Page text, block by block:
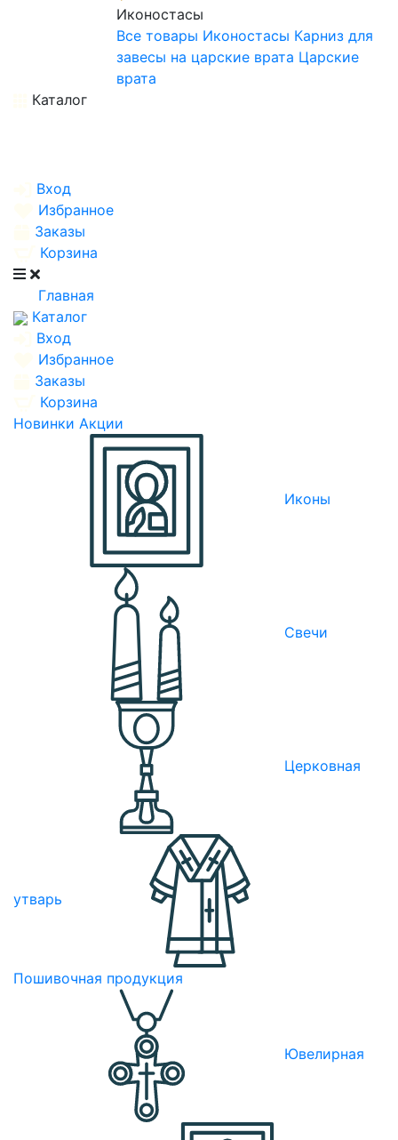
Иконостасы
Все товары Иконостасы Карниз для
завесы на царские врата Царские
врата
Каталог
Вход
Избранное
Заказы
Корзина
Главная
Каталог
Вход
Избранное
Заказы
Корзина
Новинки Акции
Иконы
Свечи
Церковная
утварь
Пошивочная продукция
Ювелирная